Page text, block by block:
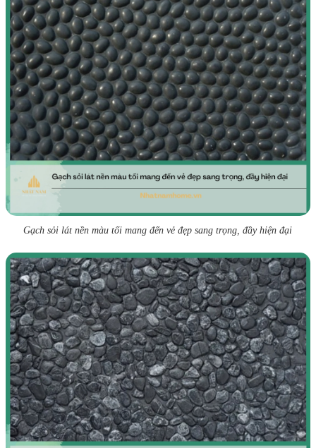
Gạch sỏi lát nền màu tối mang đến vẻ đẹp sang trọng, đầy hiện đại